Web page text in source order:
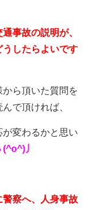
事故の説明が、
うしたらよいです
ら頂いた質問を
で頂ければ、
変わるかと思い
(^o^)丿
察へ、人身事故